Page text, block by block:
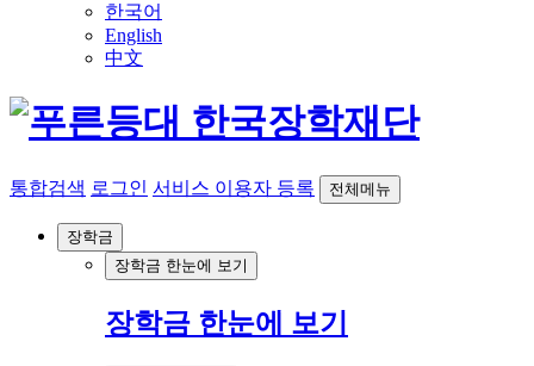
한국어
English
中文
통합검색 로그인 서비스 이용자 등록 전체메뉴
장학금
장학금 한눈에 보기
장학금 한눈에 보기